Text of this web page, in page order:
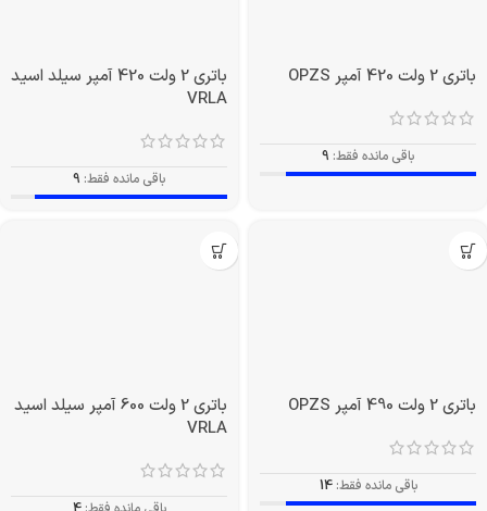
باتری 2 ولت 420 آمپر OPZS
باقی مانده فقط: 9
باتری 2 ولت 420 آمپر سیلد اسید
VRLA
باقی مانده فقط: 9
باتری 2 ولت 490 آمپر OPZS
باقی مانده فقط: 14
باتری 2 ولت 600 آمپر سیلد اسید
VRLA